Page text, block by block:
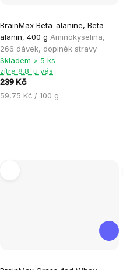
BrainMax Beta-alanine, Beta
alanin, 400 g Aminokyselina,
266 dávek, doplněk stravy
hodnocení
produktu
je
5,0
z
5
Skladem > 5 ks
zítra 8.8. u vás
239 Kč
Měrná
59,75 Kč / 100 g